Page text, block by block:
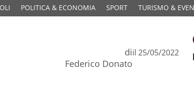
POLITICA & ECONOMIA SPORT TURISMO &
di
Federico Donato
il 25/05/2022